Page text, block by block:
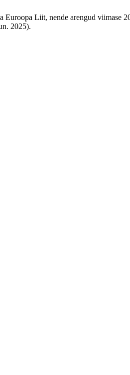
Liit, nende arengud viimase
2025).